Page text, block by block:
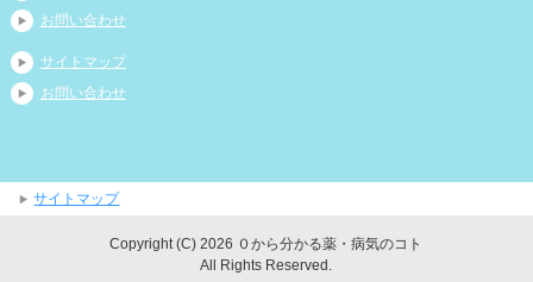
お問い合わせ
サイトマップ
お問い合わせ
サイトマップ
Copyright (C) 2026 ０から分かる薬・病気のコト
All Rights Reserved.